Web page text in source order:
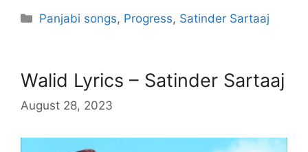
Categories
Panjabi songs, Progress, Satinder Sartaaj
Walid Lyrics – Satinder Sartaaj
August 28, 2023